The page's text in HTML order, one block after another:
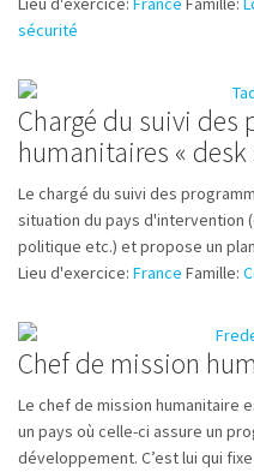
sécurité
Chargé du suivi des
humanitaires « desk
Le chargé du suivi des
situation du pays d'intervention
politique etc.) et propose un
Lieu d'exercice: France Famille:
Chef de mission
Le chef de mission humanitaire
un pays où celle-ci assure un
développement. C’est lui qui